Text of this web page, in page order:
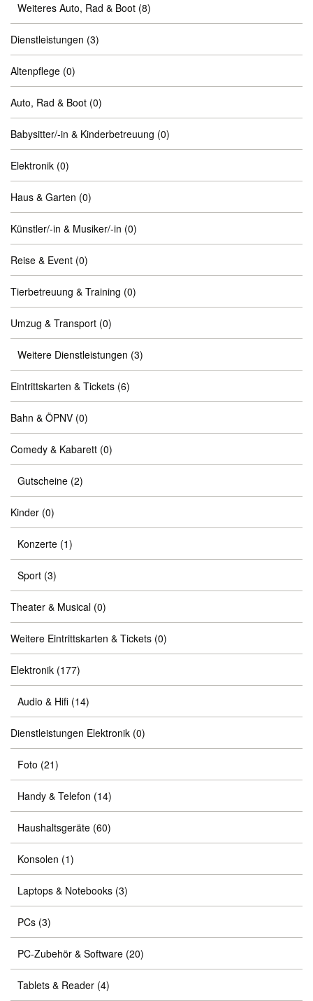
Weiteres Auto, Rad & Boot (8)
Dienstleistungen (3)
Altenpflege (0)
Auto, Rad & Boot (0)
Babysitter/-in & Kinderbetreuung (0)
Elektronik (0)
Haus & Garten (0)
Künstler/-in & Musiker/-in (0)
Reise & Event (0)
Tierbetreuung & Training (0)
Umzug & Transport (0)
Weitere Dienstleistungen (3)
Eintrittskarten & Tickets (6)
Bahn & ÖPNV (0)
Comedy & Kabarett (0)
Gutscheine (2)
Kinder (0)
Konzerte (1)
Sport (3)
Theater & Musical (0)
Weitere Eintrittskarten & Tickets (0)
Elektronik (177)
Audio & Hifi (14)
Dienstleistungen Elektronik (0)
Foto (21)
Handy & Telefon (14)
Haushaltsgeräte (60)
Konsolen (1)
Laptops & Notebooks (3)
PCs (3)
PC-Zubehör & Software (20)
Tablets & Reader (4)